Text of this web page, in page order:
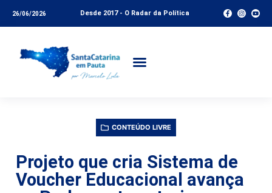
26/06/2026 Desde 2017 - O Radar da Política
CONTEÚDO LIVRE
Projeto que cria Sistema de
Voucher Educacional avança